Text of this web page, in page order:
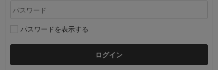
パスワードを表示する